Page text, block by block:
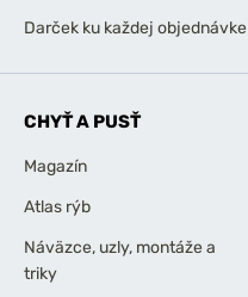
Darček ku každej objednávke
CHYŤ A PUSŤ
Magazín
Atlas rýb
Náväzce, uzly, montáže a
triky